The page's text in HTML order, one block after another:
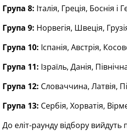
Група 8: Італія, Греція, Боснія
Група 9: Норвегія, Швеція,
Група 10: Іспанія, Австрія,
Група 11: Ізраїль, Данія,
Група 12: Словаччина, Латвія,
Група 13: Сербія, Хорватія,
До еліт-раунду відбору вийдуть